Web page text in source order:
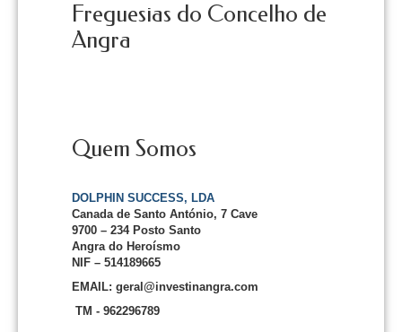
Freguesias do Concelho de
Angra
Quem Somos
DOLPHIN SUCCESS, LDA
Canada de Santo António, 7 Cave
9700 – 234 Posto Santo
Angra do Heroísmo
NIF – 514189665
EMAIL: geral@investinangra.com
TM - 962296789